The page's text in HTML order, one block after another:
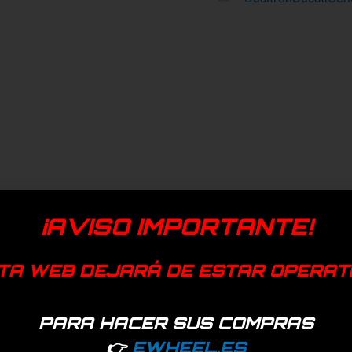
¡AVISO IMPORTANTE!
WEB DEJARÁ DE ESTAR
PARA HACER SUS COMPRAS
👉 EWHEEL.ES